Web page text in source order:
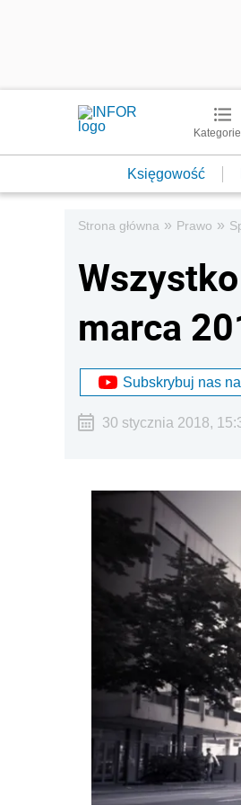
Kategorie
Księgowość
Strona główna » Prawo »
marca
Subskrybuj nas
30 stycznia 2018,